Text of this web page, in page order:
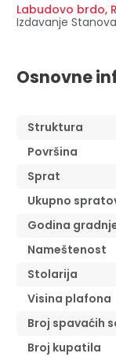
Labudovo brdo,
Izdavanje Stanova
Osnovne
Struktura
Površina
Sprat
Ukupno
Godina
Nameštenost
Stolarija
Visina plafona
Broj spavaćih
Broj kupatila